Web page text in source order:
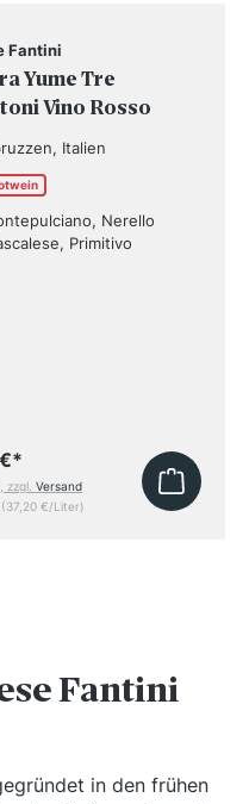
Fantini
Yume Tre
Vino Rosso
Italien
Nerello
Primitivo
*
zzgl.Versand
(37,20 €/Liter)
Fantini
in den frühen